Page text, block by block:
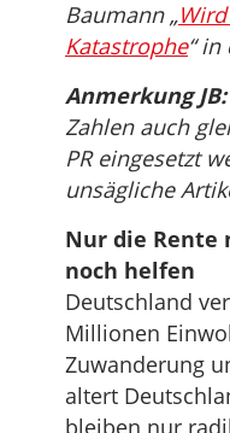
Baumann „
Katastrophe“ in
Anmerkung JB:
Zahlen auch
PR eingesetzt
unsägliche
Nur die Rente
noch helfen
Deutschland
Millionen
Zuwanderung
altert
bleiben nur